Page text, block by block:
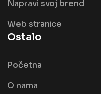
Napravi svoj brend
Web stranice
Ostalo
Početna
O nama